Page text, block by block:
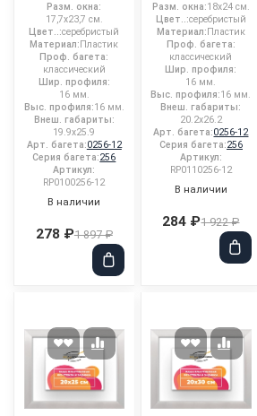
Разм. окна:
17,7x23,7 см.
Цвет..:серебристый
Материал: Пластик
Проф. багета:
классический
Шир. профиля:
16 мм.
Выс. профиля:16 мм.
Внеш. габариты:
19.9x25.9
Арт. багета:0256-12
Серия багета:256
Артикул:
RP0100256-12
В наличии
278 ₽1 897 ₽
Разм. окна:18x24 см.
Цвет..:серебристый
Материал: Пластик
Проф. багета:
классический
Шир. профиля:
16 мм.
Выс. профиля:16 мм.
Внеш. габариты:
20.2x26.2
Арт. багета:0256-12
Серия багета:256
Артикул:
RP0110256-12
В наличии
284 ₽1 922 ₽